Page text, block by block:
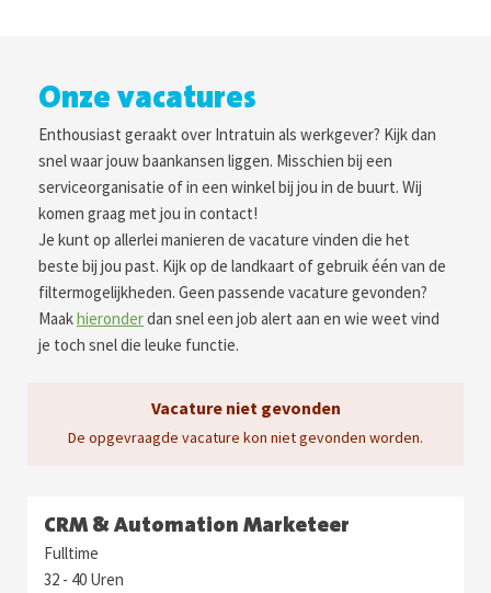
Onze vacatures
Enthousiast geraakt over Intratuin als werkgever? Kijk dan
snel waar jouw baankansen liggen. Misschien bij een
serviceorganisatie of in een winkel bij jou in de buurt. Wij
komen graag met jou in contact!
Je kunt op allerlei manieren de vacature vinden die het
beste bij jou past. Kijk op de landkaart of gebruik één van de
filtermogelijkheden. Geen passende vacature gevonden?
Maakhieronderdan snel een job alert aan en wie weet vind
je toch snel die leuke functie.
Vacature niet gevonden
De opgevraagde vacature kon niet gevonden worden.
CRM & Automation Marketeer
Fulltime
32 - 40 Uren